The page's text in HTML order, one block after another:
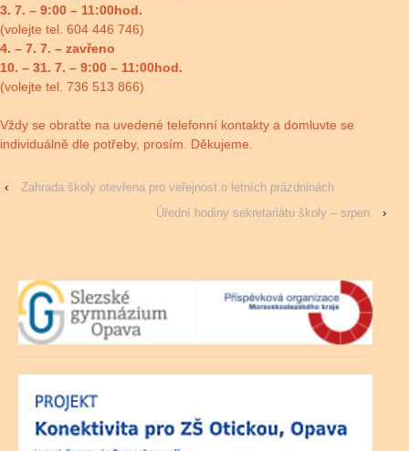
3. 7. – 9:00 – 11:00hod.
(volejte tel. 604 446 746)
4. – 7. 7. – zavřeno
10. – 31. 7. – 9:00 – 11:00hod.
(volejte tel. 736 513 866)
Vždy se obraťte na uvedené telefonní kontakty a domluvte se
individuálně dle potřeby, prosím. Děkujeme.
‹
Zahrada školy otevřena pro veřejnost o letních prázdninách
Úřední hodiny sekretariátu školy – srpen
›